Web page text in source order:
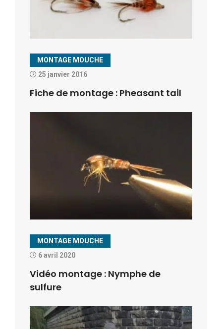
MONTAGE MOUCHE
25 janvier 2016
Fiche de montage : Pheasant tail
MONTAGE MOUCHE
6 avril 2020
Vidéo montage : Nymphe de
sulfure